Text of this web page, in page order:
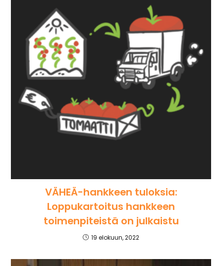
VÄHEÄ-hankkeen tuloksia:
Loppukartoitus hankkeen
toimenpiteistä on julkaistu
19 elokuun, 2022